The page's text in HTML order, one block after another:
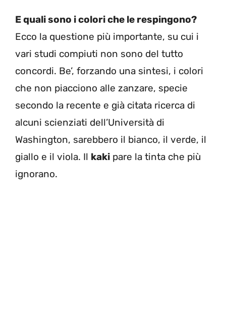
E quali sono i colori che le respingono?
Ecco la questione più importante, su cui i
vari studi compiuti non sono del tutto
concordi. Be’, forzando una sintesi, i colori
che non piacciono alle zanzare, specie
secondo la recente e già citata ricerca di
alcuni scienziati dell’Università di
Washington, sarebbero il bianco, il verde, il
giallo e il viola. Il kaki pare la tinta che più
ignorano.